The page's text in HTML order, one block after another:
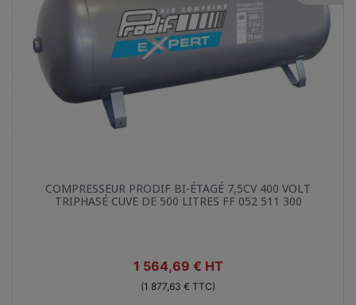
Aperçu rapide
COMPRESSEUR PRODIF BI-ÉTAGÉ 7,5CV 400 VOLT
TRIPHASÉ CUVE DE 500 LITRES FF 052 511 300
Prix
1 564,69 € HT
(1 877,63 € TTC)